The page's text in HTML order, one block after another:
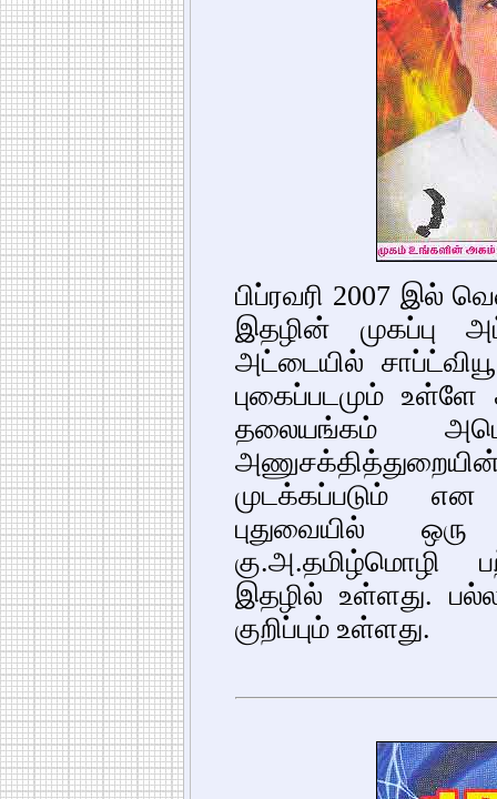
பிப்ரவரி 2007 இல்
இதழின் முகப்பு
அட்டையில்
புகைப்படமும்
தலையங்கம்
முடக்கப்படும் என
புதுவையில்
கு.அ.தமிழ்மொழி
இதழில் உள்ளது.
குறிப்பும் உள்ளது.